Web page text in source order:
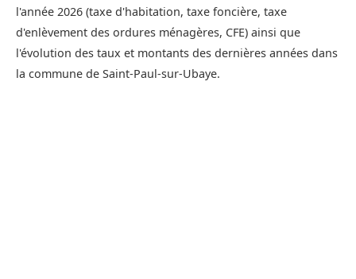
l'année 2026 (taxe d'habitation, taxe foncière, taxe
d'enlèvement des ordures ménagères, CFE) ainsi que
l'évolution des taux et montants des dernières années dans
la commune de Saint-Paul-sur-Ubaye.